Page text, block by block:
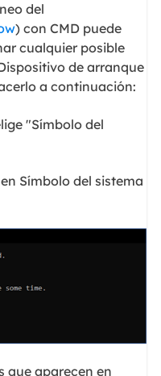
del
) con CMD puede
cualquier posible
de arranque
a continuación:
"Símbolo del
Símbolo del sistema
que aparecen en